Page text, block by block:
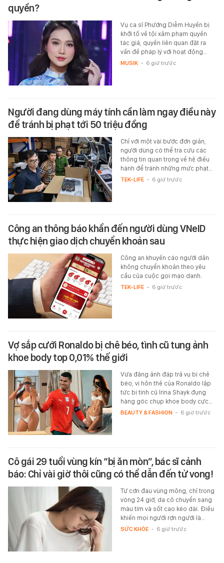
quyền?
Vụ ca sĩ Phương Diễm Huyền bị
khởi tố về tội xâm phạm quyền
tác giả, quyền liên quan đặt ra
vấn đề pháp lý với hoạt động…
MUSIK - 6 giờ trước
Người đang dùng máy tính cần làm ngay điều này
để tránh bị phạt tới 50 triệu đồng
Chỉ với một vài bước đơn giản,
người dùng có thể tra cứu các
thông tin quan trọng về hệ điều
hành để tránh những mức phạt…
TEK-LIFE - 6 giờ trước
Công an thông báo khẩn đến người dùng VNeID
thực hiện giao dịch chuyển khoản sau
Công an khuyến cáo người dân
không chuyển khoản theo yêu
cầu của cuộc gọi mạo danh.
TEK-LIFE - 6 giờ trước
Vợ sắp cưới Ronaldo bị chê béo, tình cũ tung ảnh
khoe body top 0,01% thế giới
Vừa đăng ảnh đáp trả vụ bị chê
béo, vị hôn thê của Ronaldo lập
tức bị tình cũ Irina Shayk đụng
hàng góc chụp khoe body cực…
BEAUTY & FASHION - 6 giờ trước
Cô gái 29 tuổi vùng kín “bị ăn mòn”, bác sĩ cảnh
báo: Chỉ vài giờ thôi cũng có thể dẫn đến tử vong!
Từ cơn đau vùng mông, chỉ trong
vòng 24 giờ, da cô chuyển sang
màu tím và sốt cao kéo dài. Điều
khiến mọi người rợn người là…
SỨC KHỎE - 6 giờ trước